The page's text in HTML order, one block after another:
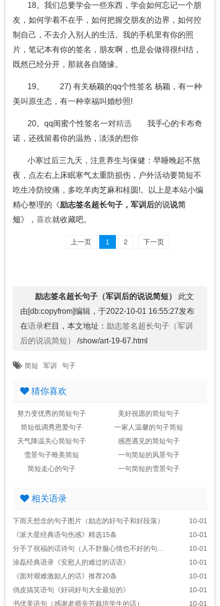
18。我们总要学会一些东西，学会如何忘记一个朋
友，如何学着不在乎，如何把握交朋友的边界，如何控
制自己，不去介入别人的生活。我的手机里有你的照
片，笔记本有你的签名，朋友啊，也是会做得很纠结，
既然已经分开，那就各自随缘。
19。 27) 有关杨颖的qq个性签名 杨颖，有一种
美叫原生态，有一种幸福叫婚纱照!
20。qq闺蜜个性签名一对精选 我手心的卡布奇
诺，还残留着你的温热，淡淡的想你
小寒过后三九天，注意养生与保健：早睡晚起不熬
夜，点左右上床眠寒气太重防损伤，户外活动要简短不
吃生冷防绞痛，多吃羊肉芝麻和桂圆!。以上是本站小编
精心整理的《励志签名超长句子，军训后的说说简
短》， 喜欢就收藏吧。
上一页 1 2 下一页
励志签名超长句子（军训后的说说简短） 此文
由[db:copyfrom]编辑，于2022-10-01 16:55:27发布
在语录栏目，本文地址： 励志签名超长句子（军训
后的说说简短） /show/art-19-67.html
简短 军训 句子
猜你喜欢
努力变优秀的简短句子
美好祝愿的简短句子
简短低调秀恩爱句子
一家人温馨的句子简短
天气降温关心简短句子
感恩遇见的简短句子
雪景句子唯美简短
一句简短的风景句子
简短走心的句子
一句简短的雪景句子
相关语录
下雨天想念的句子图片（励志的好句子和好段落）
10-01
《派大星经典语句伤感》精选15条
10-01
10-01
涂磊经典语录《安慰人的难过的话语》
10-01
《面对艰难激励人的话》推荐20条
10-01
俏皮搞笑语句《好词好句大全最短的》
10-01
书优美语句（感谢老师辛苦栽培学生的话）
10-01